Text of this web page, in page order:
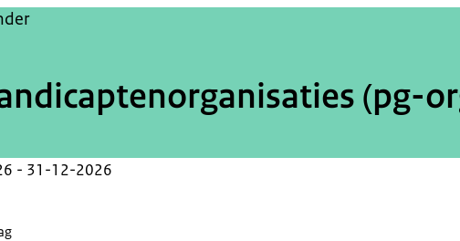
(pg-
- 31-12-2026